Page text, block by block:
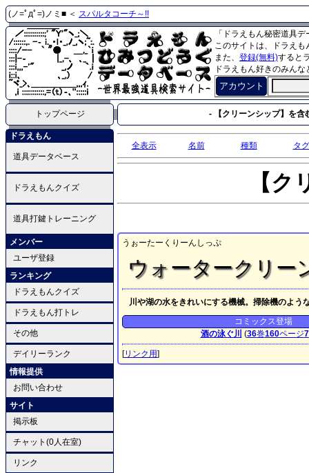
(ノ=ﾟдﾟ=)ノミ■ ＜ スパルタコーチ～!!
「ドラえもん秘密道具
このサイトは、ドラえ
また、 登録(無料)すると
ドラえもん好きのみん
アカウント
トップページ - 【クリーンシップ】を含
ドラえもん
道具データベース
ドラえもんクイズ
道具打鍵トレーニング
メンバー
ユーザ登録
ランキング
ドラえもんクイズ
ドラえもん打トレ
その他
デイリーランク
情報提供
お問い合わせ
サイト
掲示板
チャット(0人在室)
リンク
全表示 名前 種類 タグ
【
うぉーたーくりーんしっぷ
ウォータークリー
川や湖の水をきれいにする機械。掃除機のよう
コミックス登場
酒の泳ぐ川 (36巻160ページ7
[リンク用]